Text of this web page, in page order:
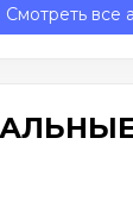
Смотреть все